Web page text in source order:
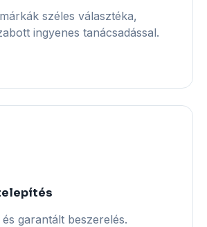
széles választéka,
ingyenes tanácsadással.
garantált beszerelés.